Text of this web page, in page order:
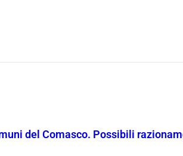
del Comasco. Possibili